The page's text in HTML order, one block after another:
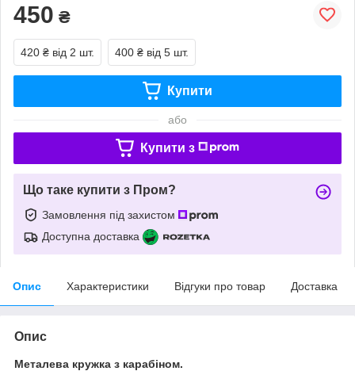
450 ₴
420 ₴ від 2 шт. 400 ₴ від 5 шт.
Купити
або
Купити з
Що таке купити з Пром?
Замовлення під захистом
Доступна доставка
Опис Характеристики Відгуки про товар Доставка
Опис
Металева кружка з карабіном.